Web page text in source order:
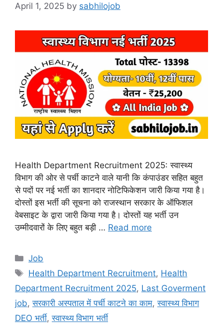
April 1, 2025 by sabhilojob
Health Department Recruitment 2025: स्वास्थ्य
विभाग की ओर से पर्ची काटने वाले यानी कि कंपाउंडर सहित बहुत
से पदों पर नई भर्ती का शानदार नोटिफिकेशन जारी किया गया है।
दोस्तों इस भर्ती की सूचना को राजस्थान सरकार के ऑफिशल
वेबसाइट के द्वारा जारी किया गया है। दोस्तों यह भर्ती उन
उम्मीदवारों के लिए बहुत बड़ी … Read more
Categories
Job
Tags
Health Department Recruitment, Health
Department Recruitment 2025, Last Goverment
job,सरकारी अस्पताल में पर्ची काटने का काम,स्वास्थ्य विभाग
DEO भर्ती,स्वास्थ्य विभाग भर्ती